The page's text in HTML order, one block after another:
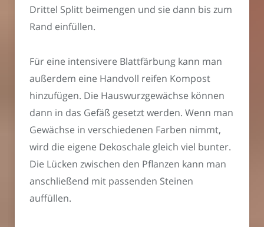
Drittel Splitt beimengen und sie dann bis zum
Rand einfüllen.
Für eine intensivere Blattfärbung kann man
außerdem eine Handvoll reifen Kompost
hinzufügen. Die Hauswurzgewächse können
dann in das Gefäß gesetzt werden. Wenn man
Gewächse in verschiedenen Farben nimmt,
wird die eigene Dekoschale gleich viel bunter.
Die Lücken zwischen den Pflanzen kann man
anschließend mit passenden Steinen
auffüllen.